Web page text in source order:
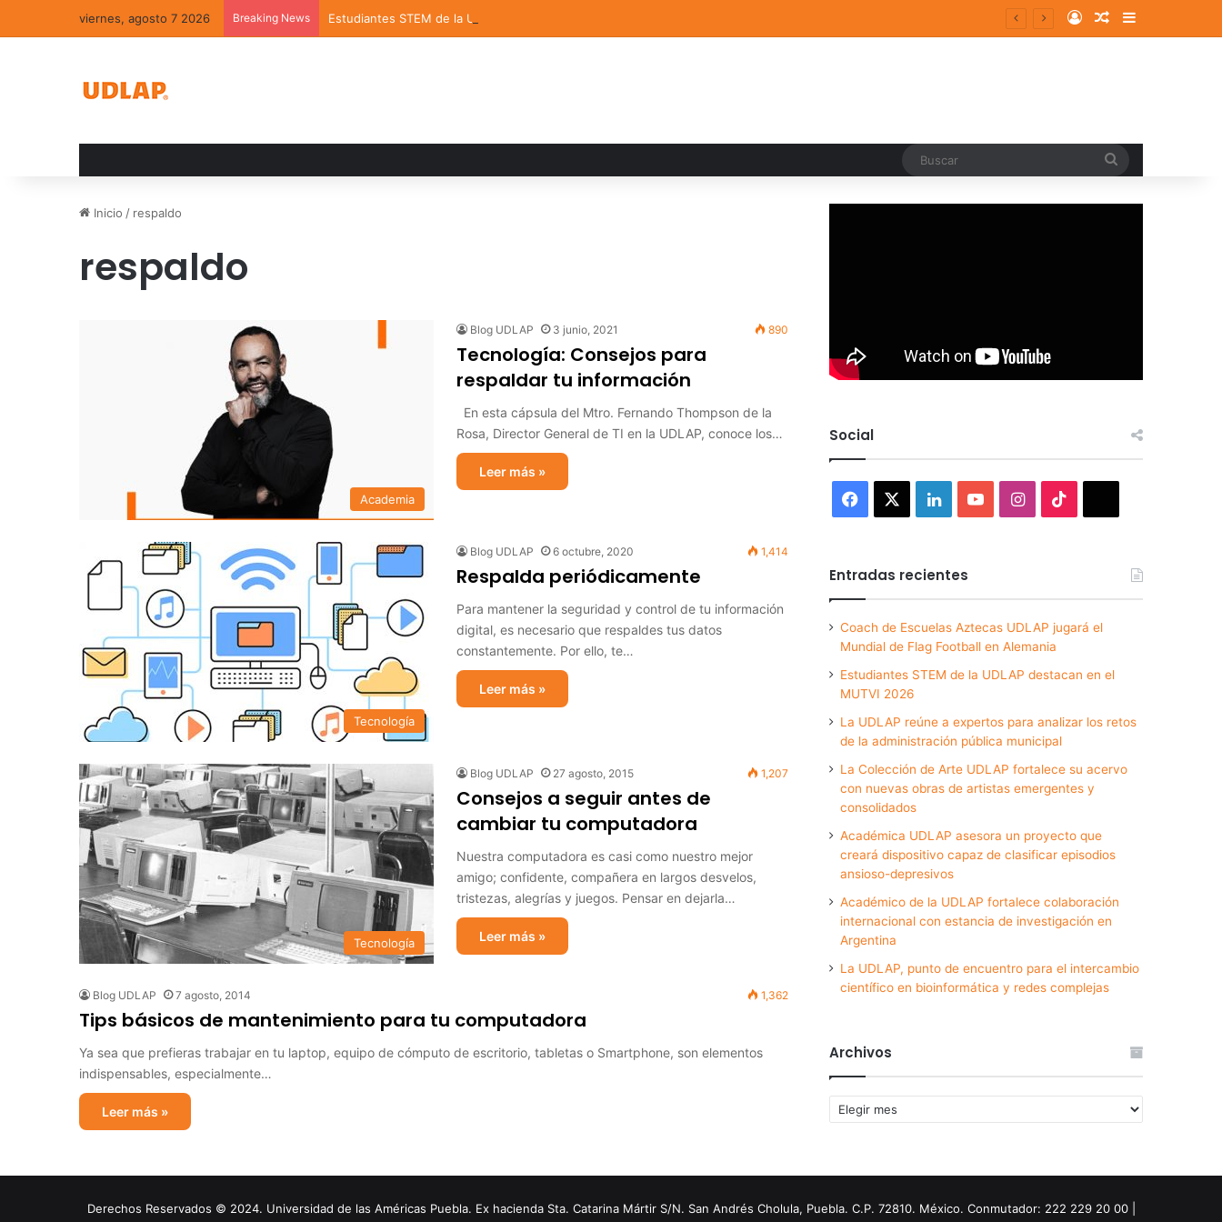
viernes, agosto 7 2026 Breaking News Estudiantes STEM de la UDLAP destacan en el MUTVI 2026 Log InRandom Article
Sidebar
Inicio / respaldo
respaldo
Academia
Blog UDLAP 3 junio, 2021 890
Tecnología: Consejos para
respaldar tu información
En esta cápsula del Mtro. Fernando Thompson de la
Rosa, Director General de TI en la UDLAP, conoce los…
Leer más »
Tecnología
Blog UDLAP 6 octubre, 2020 1,414
Respalda periódicamente
Para mantener la seguridad y control de tu información
digital, es necesario que respaldes tus datos
constantemente. Por ello, te…
Leer más »
Tecnología
Blog UDLAP 27 agosto, 2015 1,207
Consejos a seguir antes de
cambiar tu computadora
Nuestra computadora es casi como nuestro mejor
amigo; confidente, compañera en largos desvelos,
tristezas, alegrías y juegos. Pensar en dejarla…
Leer más »
Blog UDLAP 7 agosto, 2014 1,362
Tips básicos de mantenimiento para tu computadora
Ya sea que prefieras trabajar en tu laptop, equipo de cómputo de escritorio, tabletas o Smartphone, son elementos
indispensables, especialmente…
Leer más »
Social
Facebook LinkedInYouTubeInstagram
Entradas recientes
Coach de Escuelas Aztecas UDLAP jugará el
Mundial de Flag Football en Alemania
Estudiantes STEM de la UDLAP destacan en el
MUTVI 2026
La UDLAP reúne a expertos para analizar los retos
de la administración pública municipal
La Colección de Arte UDLAP fortalece su acervo
con nuevas obras de artistas emergentes y
consolidados
Académica UDLAP asesora un proyecto que
creará dispositivo capaz de clasificar episodios
ansioso-depresivos
Académico de la UDLAP fortalece colaboración
internacional con estancia de investigación en
Argentina
La UDLAP, punto de encuentro para el intercambio
científico en bioinformática y redes complejas
Archivos
Archivos
Derechos Reservados © 2024. Universidad de las Américas Puebla. Ex hacienda Sta. Catarina Mártir S/N. San Andrés Cholula, Puebla. C.P. 72810. México. Conmutador: 222 229 20 00 |